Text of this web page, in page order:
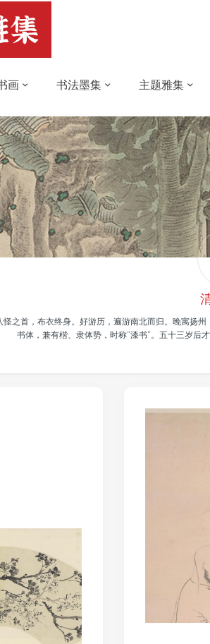
画 书法墨集 主题雅集
怪之首，布衣终身。好游历，遍游南北而归。晚寓扬
书体，兼有楷、隶体势，时称“漆书”。五十三岁后